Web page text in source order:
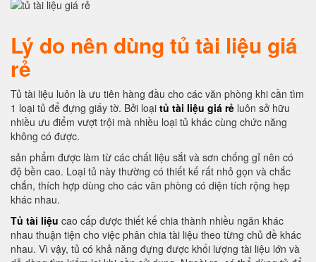
Lý do nên dùng tủ tài liệu giá
rẻ
Tủ tài liệu luôn là ưu tiên hàng đầu cho các văn phòng khi cần tìm
1 loại tủ để đựng giấy tờ. Bởi loại tủ tài liệu giá rẻ luôn sở hữu
nhiều ưu điểm vượt trội mà nhiều loại tủ khác cùng chức năng
không có được.
sản phẩm được làm từ các chất liệu sắt và sơn chống gỉ nên có
độ bền cao. Loại tủ này thường có thiết kế rất nhỏ gọn và chắc
chắn, thích hợp dùng cho các văn phòng có diện tích rộng hẹp
khác nhau.
Tủ tài liệu cao cấp được thiết kế chia thành nhiều ngăn khác
nhau thuận tiện cho việc phân chia tài liệu theo từng chủ đề khác
nhau. Vì vậy, tủ có khả năng đựng được khối lượng tài liệu lớn và